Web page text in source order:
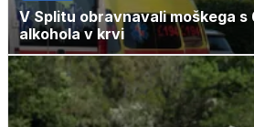
V Splitu obravnavali moškega s
alkohola v krvi